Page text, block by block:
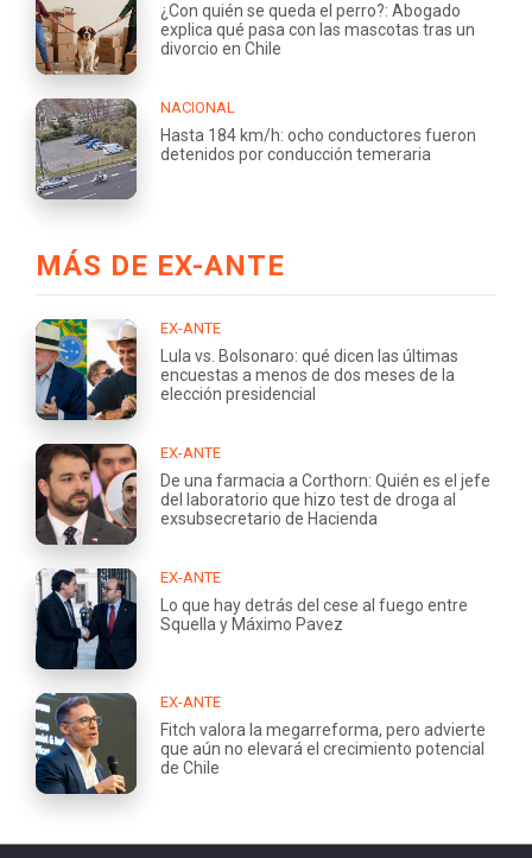
¿Con quién se queda el perro?: Abogado
explica qué pasa con las mascotas tras un
divorcio en Chile
NACIONAL
Hasta 184 km/h: ocho conductores fueron
detenidos por conducción temeraria
MÁS DE EX-ANTE
EX-ANTE
Lula vs. Bolsonaro: qué dicen las últimas
encuestas a menos de dos meses de la
elección presidencial
EX-ANTE
De una farmacia a Corthorn: Quién es el jefe
del laboratorio que hizo test de droga al
exsubsecretario de Hacienda
EX-ANTE
Lo que hay detrás del cese al fuego entre
Squella y Máximo Pavez
EX-ANTE
Fitch valora la megarreforma, pero advierte
que aún no elevará el crecimiento potencial
de Chile